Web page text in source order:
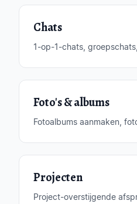
Chats
1-op-1-chats,
Foto's & albums
Fotoalbums aanmaken,
Projecten
Project-overstijgende